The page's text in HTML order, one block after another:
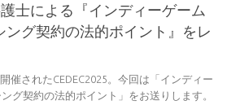
護士による『インディーゲーム
ング契約の法的ポイント』をレ
催されたCEDEC2025。今回は「インディー
グ契約の法的ポイント」をお送りします。